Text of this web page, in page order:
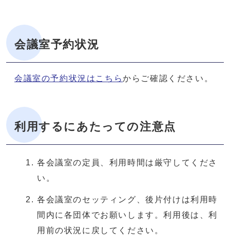
会議室予約状況
会議室の予約状況はこちらからご確認ください。
利用するにあたっての注意点
各会議室の定員、利用時間は厳守してくださ
い。
各会議室のセッティング、後片付けは利用時
間内に各団体でお願いします。利用後は、利
用前の状況に戻してください。